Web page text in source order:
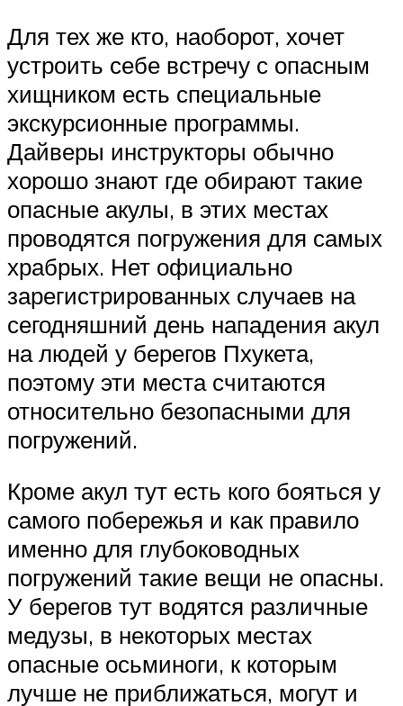
Для тех же кто, наоборот, хочет
устроить себе встречу с опасным
хищником есть специальные
экскурсионные программы.
Дайверы инструкторы обычно
хорошо знают где обирают такие
опасные акулы, в этих местах
проводятся погружения для самых
храбрых. Нет официально
зарегистрированных случаев на
сегодняшний день нападения акул
на людей у берегов Пхукета,
поэтому эти места считаются
относительно безопасными для
погружений.
Кроме акул тут есть кого бояться у
самого побережья и как правило
именно для глубоководных
погружений такие вещи не опасны.
У берегов тут водятся различные
медузы, в некоторых местах
опасные осьминоги, к которым
лучше не приближаться, могут и